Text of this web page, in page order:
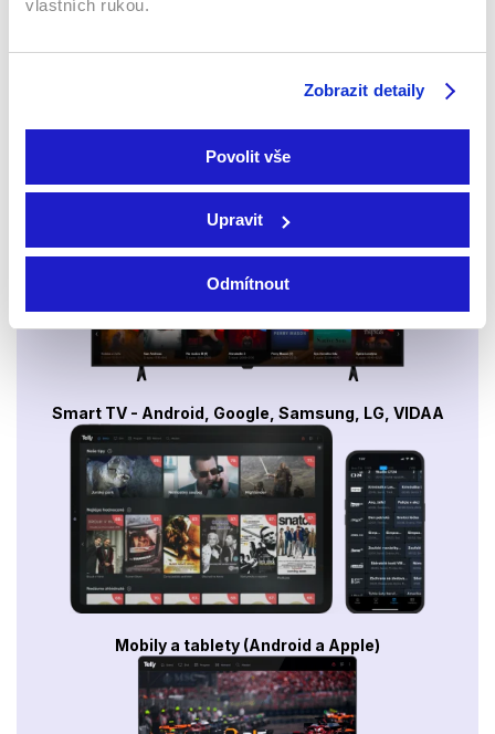
vlastních rukou.
Zobrazit detaily
Povolit vše
Upravit
Odmítnout
Smart TV - Android, Google, Samsung, LG, VIDAA
Mobily a tablety (Android a Apple)